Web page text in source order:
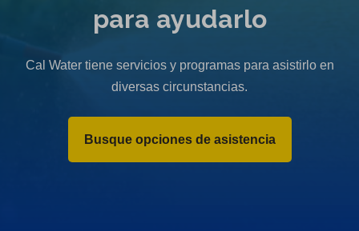
para ayudarlo
Cal Water tiene servicios y programas para asistirlo en
diversas circunstancias.
Busque opciones de asistencia